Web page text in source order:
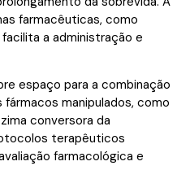
farmacêuticas, como
a administração e
espaço para a combinação
manipulados, como
conversora da
terapêuticos
farmacológica e